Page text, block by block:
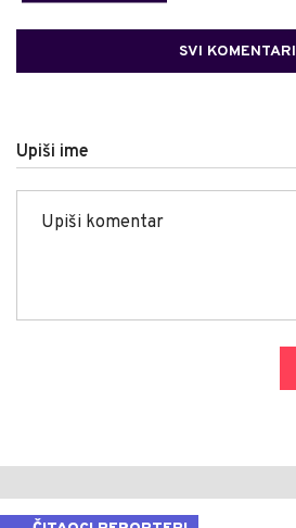
SVI KOMENTARI
Upiši ime